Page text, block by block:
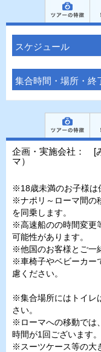
スケジュール
集合時間・場所・終
企画・実施会社： [
マ）
※18歳未満のお子様は
※ナポリ～ローマ間の
を同乗します。
※高速船のの時間変更
可能性があります。
※他国のお客様とご一
※車椅子やベビーカー
慮ください。
※集合場所にはトイレ
さい。
※ローマへの移動では
時間が1回ございます。
※スーツケース等の大